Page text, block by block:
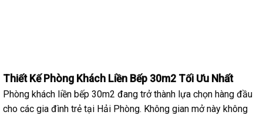
Thiết Kế Phòng Khách Liền Bếp 30m2 Tối Ưu Nhất
Phòng khách liền bếp 30m2 đang trở thành lựa chọn hàng đầu
cho các gia đình trẻ tại Hải Phòng. Không gian mở này không